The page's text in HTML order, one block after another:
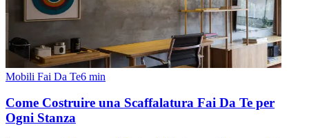
Mobili Fai Da Te6 min
Come Costruire una Scaffalatura Fai Da Te per
Ogni Stanza